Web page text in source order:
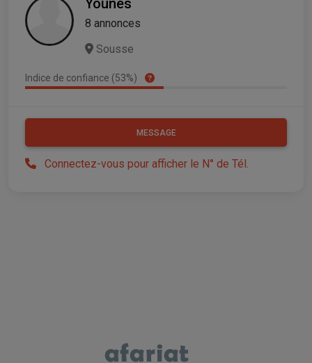
Younes
8 annonces
Sousse
Indice de confiance (53%)
MESSAGE
Connectez-vous pour afficher le N° de Tél.